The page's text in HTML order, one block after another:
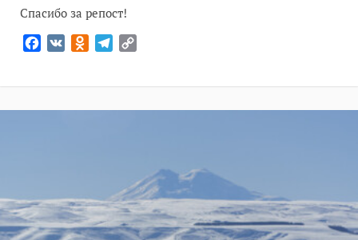
Спасибо за репост!
Facebook
VK Odnoklassniki
Telegram